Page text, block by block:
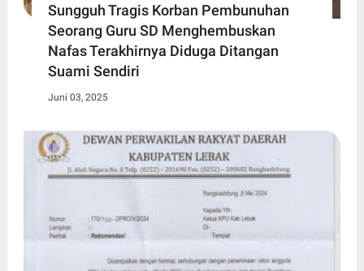
Sungguh Tragis Korban Pembunuhan
Seorang Guru SD Menghembuskan
Nafas Terakhirnya Diduga Ditangan
Suami Sendiri
Juni 03, 2025